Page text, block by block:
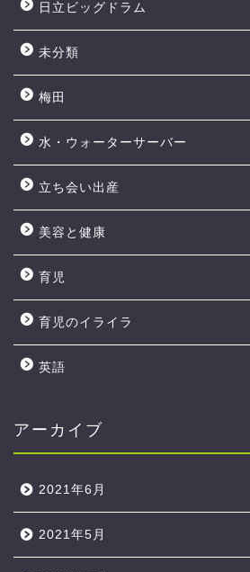
日立ビッグドラム
未分類
梅田
水・ウォーターサーバー
立ち会い出産
美容と健康
育児
育児のイライラ
英語
アーカイブ
2021年6月
2021年5月